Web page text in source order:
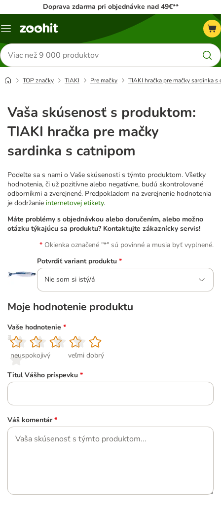
Doprava zdarma pri objednávke nad 49€**
Kategórie
Hľadať
produkty
TOP značky TIAKI Pre mačky TIAKI hračka pre mačky sardinka s
Vaša skúsenosť s produktom:
TIAKI hračka pre mačky
sardinka s catnipom
Podeľte sa s nami o Vaše skúsenosti s týmto produktom. Všetky
hodnotenia, či už pozitívne alebo negatívne, budú skontrolované
odborníkmi a zverejnené. Predpokladom na zverejnenie hodnotenia
je dodržanie internetovej etikety.
Máte problémy s objednávkou alebo doručením, alebo možno
otázku týkajúcu sa produktu? Kontaktujte zákaznícky servis!
Okienka označené "*" sú povinné a musia byť vyplnené.
Potvrdiť variant produktu *
Nie som si istý/á
Moje hodnotenie produktu
Vaše hodnotenie *
1
neuspokojivý
2
3
4
5
veľmi dobrý
Titul Vášho príspevku *
Váš komentár *